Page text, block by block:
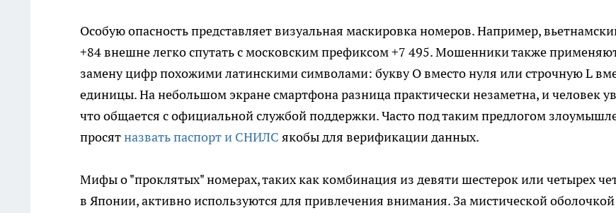
Особую опасность представляет визуальная маскировка номеров. Например,
+84 внешне легко спутать с московским префиксом +7 495. Мошенники также
замену цифр похожими латинскими символами: букву O вместо нуля или строчную L
единицы. На небольшом экране смартфона разница практически незаметна, и человек
что общается с официальной службой поддержки. Часто под таким предлогом
просятназвать паспорт и СНИЛС якобы для верификации данных.
Мифы о "проклятых" номерах, таких как комбинация из девяти шестерок или четырех
в Японии, активно используются для привлечения внимания. За мистической оболочкой